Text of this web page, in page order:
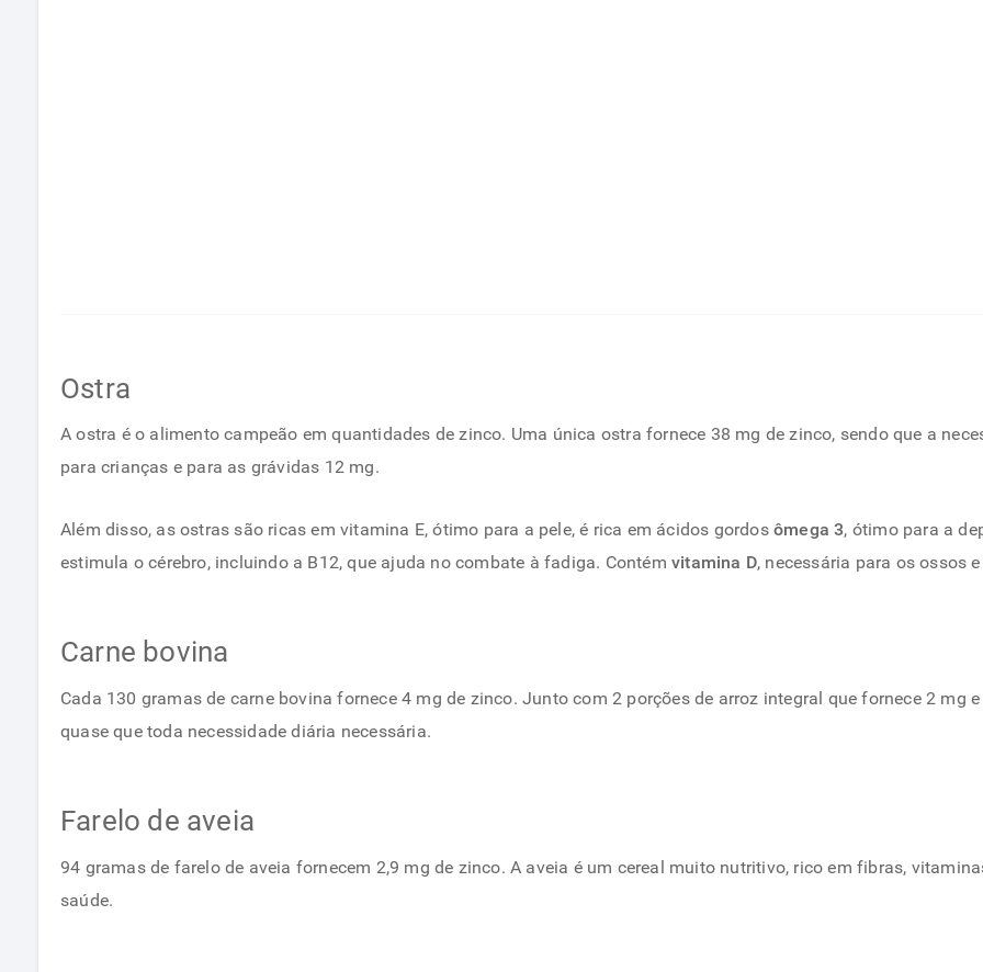
Ostra
A ostra é o alimento campeão em quantidades de zinco. Uma única ostra fornece 38 mg de zinco, sendo que a
para crianças e para as grávidas 12 mg.
Além disso, as ostras são ricas em vitamina E, ótimo para a pele, é rica em ácidos gordos ômega 3, ótimo para a
estimula o cérebro, incluindo a B12, que ajuda no combate à fadiga. Contémvitamina D, necessária para os ossos
Carne bovina
Cada 130 gramas de carne bovina fornece 4 mg de zinco. Junto com 2 porções de arroz integral que fornece 2 mg
quase que toda necessidade diária necessária.
Farelo de aveia
94 gramas de farelo de aveia fornecem 2,9 mg de zinco. A aveia é um cereal muito nutritivo, rico em fibras,
saúde.